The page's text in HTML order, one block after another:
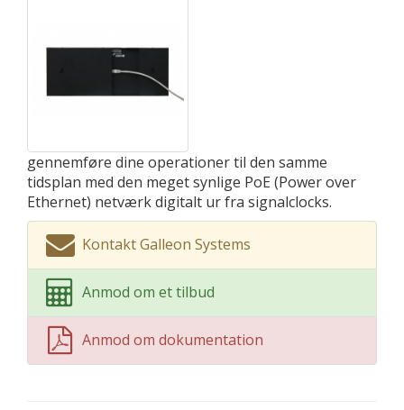
gennemføre dine operationer til den samme
tidsplan med den meget synlige PoE (Power over
Ethernet) netværk digitalt ur fra signalclocks.
Kontakt Galleon Systems
Anmod om et tilbud
Anmod om dokumentation